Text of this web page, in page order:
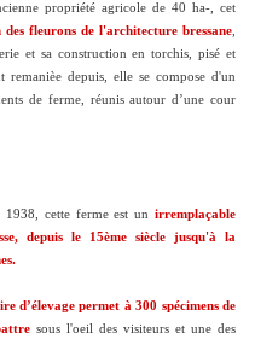
propriété agricole de 40 ha-, cet
fleurons de l'architecture bressane
et sa construction en torchis, pisé et
depuis, elle se compose d'un
de ferme, réunis autour d’une cour
1938, cette ferme est un irremplaçable
depuis le 15ème siècle jusqu'à la
d’élevage permet à 300 spécimens de
sous l'oeil des visiteurs et une des